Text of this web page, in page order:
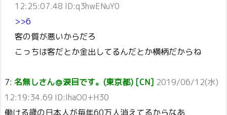
12:25:07.48 ID:q3hwENuY0
>>6
客の質が悪いからだろ
こっちは客だとか金出してるんだとか横柄だからね
7: 名無しさん＠涙目です。(東京都) [CN] 2019/06/12(水)
12:19:34.69 ID:IhaO0+H30
働ける歳の日本人が毎年60万人消えてるからなあ